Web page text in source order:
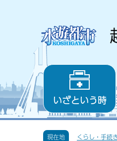
いざという時
現在地 くらし・手続